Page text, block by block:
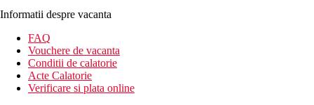
Informatii despre vacanta
FAQ
Vouchere de vacanta
Conditii de calatorie
Acte Calatorie
Verificare si plata online